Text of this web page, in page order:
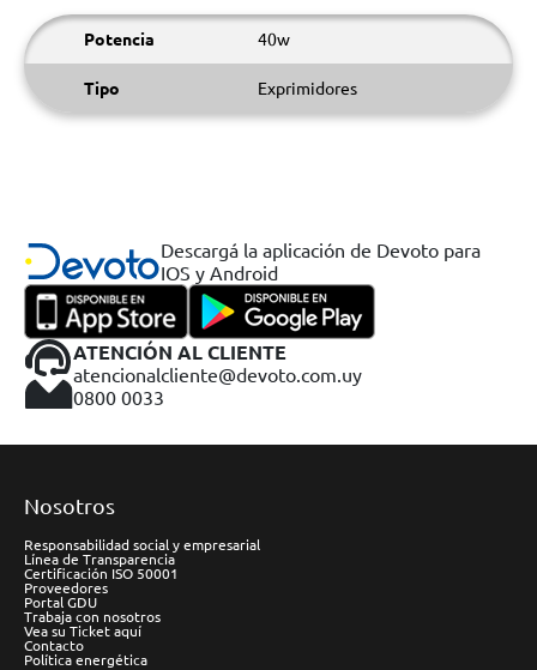
Potencia 40w
Tipo Exprimidores
Descargá la aplicación de Devoto para
IOS y Android
ATENCIÓN AL CLIENTE
atencionalcliente@devoto.com.uy
0800 0033
Nosotros
Responsabilidad social y empresarial
Línea de Transparencia
Certificación ISO 50001
Proveedores
Portal GDU
Trabaja con nosotros
Vea su Ticket aquí
Contacto
Política energética